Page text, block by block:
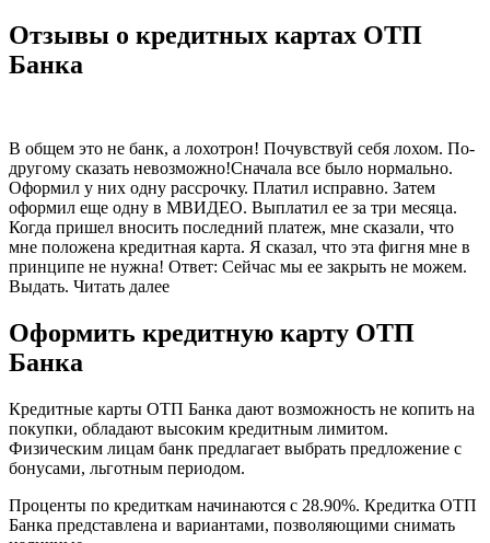
Отзывы о кредитных картах ОТП
Банка
В общем это не банк, а лохотрон! Почувствуй себя лохом. По-
другому сказать невозможно!Сначала все было нормально.
Оформил у них одну рассрочку. Платил исправно. Затем
оформил еще одну в МВИДЕО. Выплатил ее за три месяца.
Когда пришел вносить последний платеж, мне сказали, что
мне положена кредитная карта. Я сказал, что эта фигня мне в
принципе не нужна! Ответ: Сейчас мы ее закрыть не можем.
Выдать. Читать далее
Оформить кредитную карту ОТП
Банка
Кредитные карты ОТП Банка дают возможность не копить на
покупки, обладают высоким кредитным лимитом.
Физическим лицам банк предлагает выбрать предложение с
бонусами, льготным периодом.
Проценты по кредиткам начинаются с 28.90%. Кредитка ОТП
Банка представлена и вариантами, позволяющими снимать